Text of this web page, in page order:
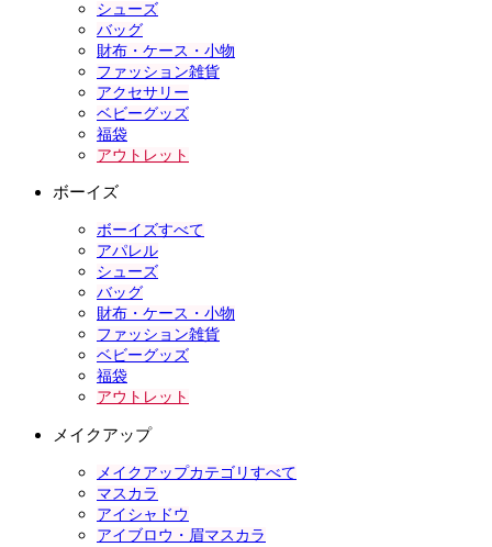
シューズ
バッグ
財布・ケース・小物
ファッション雑貨
アクセサリー
ベビーグッズ
福袋
アウトレット
ボーイズ
ボーイズすべて
アパレル
シューズ
バッグ
財布・ケース・小物
ファッション雑貨
ベビーグッズ
福袋
アウトレット
メイクアップ
メイクアップカテゴリすべて
マスカラ
アイシャドウ
アイブロウ・眉マスカラ